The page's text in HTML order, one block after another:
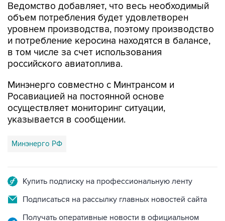
Ведомство добавляет, что весь необходимый
объем потребления будет удовлетворен
уровнем производства, поэтому производство
и потребление керосина находятся в балансе,
в том числе за счет использования
российского авиатоплива.
Минэнерго совместно с Минтрансом и
Росавиацией на постоянной основе
осуществляет мониторинг ситуации,
указывается в сообщении.
Минэнерго РФ
Купить подписку на профессиональную ленту
Подписаться на рассылку главных новостей сайта
Получать оперативные новости в официальном